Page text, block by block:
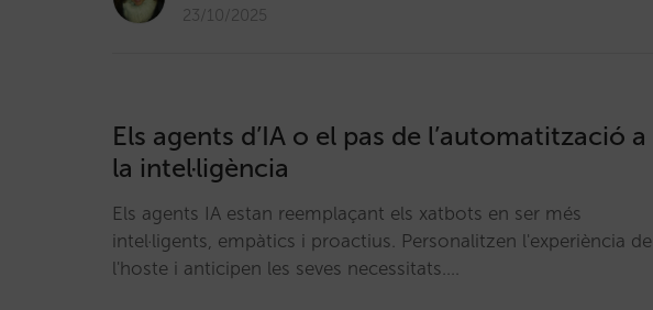
23/10/2025
Els agents d’IA o el pas de l’automatització a
la intel·ligència
Els agents IA estan reemplaçant els xatbots en ser més
intel·ligents, empàtics i proactius. Personalitzen l'experiència de
l'hoste i anticipen les seves necessitats.…